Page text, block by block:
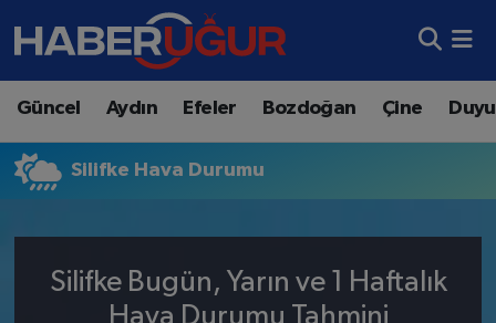
Güncel Aydın Efeler Bozdoğan Çine
Silifke Hava Durumu
Silifke Bugün, Yarın ve 1 Haftalık
Hava Durumu Tahmini
Aydın Nöbetçi Eczaneler
Aydın Hava Durumu
Süper Lig Puan Durumu ve Fikstür